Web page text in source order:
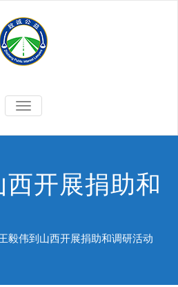
切
换
开展捐助和
毅伟到山西开展捐助和调研活动